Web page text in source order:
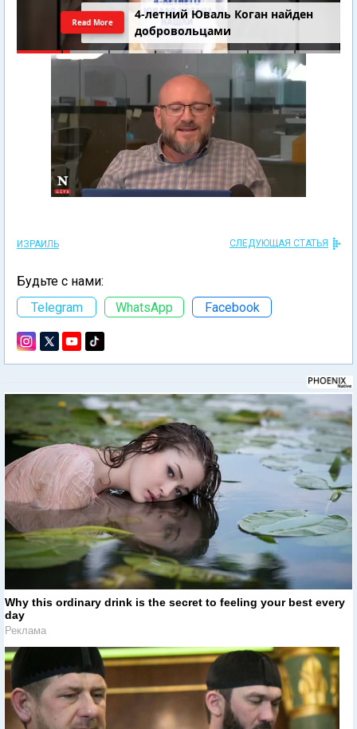
4-летний Юваль Коган найден
добровольцами
Read More
ИЗРАИЛЬ СЛЕДУЮЩАЯ СТАТЬЯ
Будьте с нами:
Telegram
WhatsApp Facebook
Why this ordinary drink is the secret to feeling your best every
day
Реклама